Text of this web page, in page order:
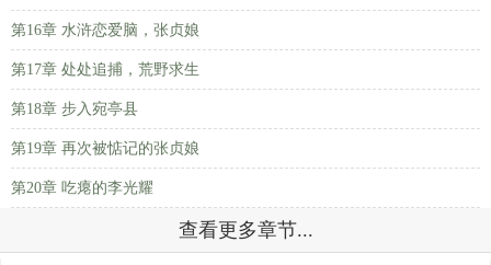
第16章 水浒恋爱脑，张贞娘
第17章 处处追捕，荒野求生
第18章 步入宛亭县
第19章 再次被惦记的张贞娘
第20章 吃瘪的李光耀
查看更多章节...